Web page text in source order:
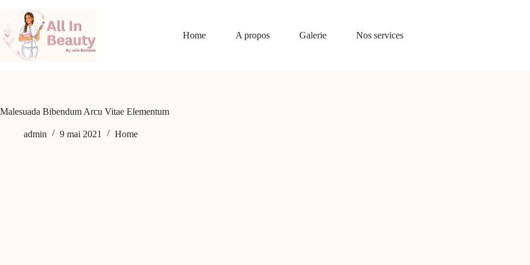
contenu
Home
A propos Galerie Nos services
Malesuada Bibendum Arcu Vitae Elementum
admin 9 mai 2021 Home